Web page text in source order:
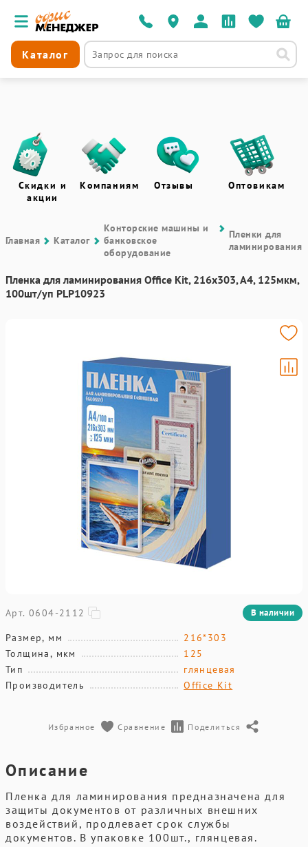
Каталог
Скидки и
акции
Компаниям Отзывы Оптовикам
Главная Каталог
Контоpские машины и
банковское
оборудование
Пленки для
ламинирования
Пленка для ламинирования Office Kit, 216х303, А4, 125мкм,
100шт/уп PLP10923
Арт. 0604-2112 В наличии
Размер, мм
216*303
Толщина, мкм
125
Тип
глянцевая
Производитель
Office Kit
Избранное Сравнение Поделиться
Описание
Пленка для ламинирования предназначена для
защиты документов от различных внешних
воздействий, продлевает срок службы
документов. В упаковке 100шт., глянцевая.